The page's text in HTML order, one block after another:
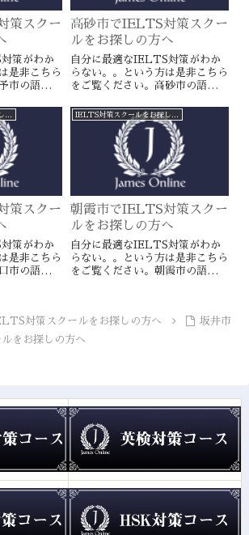
策スクー
策がわか
是非こちら
市の語学ス
らより確
ます。海外
方や国内大
い方に是
高砂市でIELTS対策スクー
ルをお探しの方へ
自分に最適なIELTS対策がわか
らない。。という方は是非こちら
をご覧ください。高砂市の語学ス
ラインのIELTS対策ならより確
実に目標達成が近づきます。海外
留学や移住をお考えの方や国内大
学受験を有利に進めたい方に是
IELTS対策スクールをお探しの方へ
策スクー
策がわか
是非こちら
市の語学ス
方や国内大
い方に是
IELTS対策スクールをお探しの方へ
朝霞市でIELTS対策スクー
ルをお探しの方へ
自分に最適なIELTS対策がわか
らない。。という方は是非こちら
をご覧ください。朝霞市の語学ス
留学や移住をお考えの方や国内大
学受験を有利に進めたい方に是
対策スクールをお探しの方へ
坂井市
をお探しの方へ